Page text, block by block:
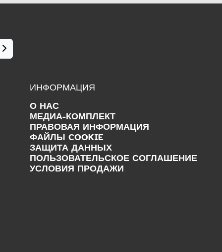
ИНФОРМАЦИЯ
О НАС
МЕДИА-КОМПЛЕКТ
ПРАВОВАЯ ИНФОРМАЦИЯ
ФАЙЛЫ COOKIE
ЗАЩИТА ДАННЫХ
ПОЛЬЗОВАТЕЛЬСКОЕ СОГЛАШЕНИЕ
УСЛОВИЯ ПРОДАЖИ